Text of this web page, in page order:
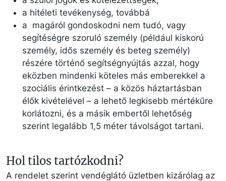
a hitéleti tevékenység, továbbá
a magáról gondoskodni nem tudó, vagy
segítéségre szoruló személy (például kiskorú
személy, idős személy és beteg személy)
részére történő segítségnyújtás azzal, hogy
eközben mindenki köteles más emberekkel a
szociális érintkezést – a közös háztartásban
élők kivételével – a lehető legkisebb mértékűre
korlátozni, és a másik embertől lehetőség
szerint legalább 1,5 méter távolságot tartani.
Hol tilos tartózkodni?
A rendelet szerint vendéglátó üzletben kizárólag az